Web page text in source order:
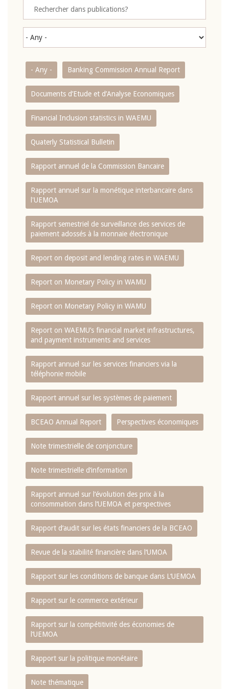
- Any - Banking Commission Annual Report
Documents d’Etude et d’Analyse Economiques
Financial Inclusion statistics in WAEMU
Quaterly Statistical Bulletin
Rapport annuel de la Commission Bancaire
Rapport annuel sur la monétique interbancaire dans
l'UEMOA
Rapport semestriel de surveillance des services de
paiement adossés à la monnaie électronique
Report on deposit and lending rates in WAEMU
Report on Monetary Policy in WAMU
Report on Monetary Policy in WAMU
Report on WAEMU’s financial market infrastructures,
and payment instruments and services
Rapport annuel sur les services financiers via la
téléphonie mobile
Rapport annuel sur les systèmes de paiement
BCEAO Annual Report Perspectives économiques
Note trimestrielle de conjoncture
Note trimestrielle d‘information
Rapport annuel sur l‘évolution des prix à la
consommation dans l‘UEMOA et perspectives
Rapport d‘audit sur les états financiers de la BCEAO
Revue de la stabilité financière dans l‘UMOA
Rapport sur les conditions de banque dans L‘UEMOA
Rapport sur le commerce extérieur
Rapport sur la compétitivité des économies de
l‘UEMOA
Rapport sur la politique monétaire
Note thématique